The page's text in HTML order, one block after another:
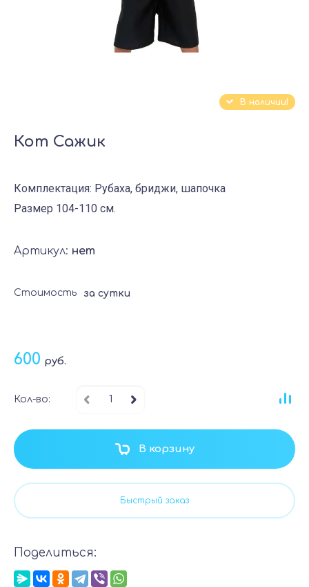
В наличии!
Кот Сажик
Комплектация: Рубаха, бриджи, шапочка
Размер 104-110 см.
Артикул: нет
Стоимость за сутки
600 руб.
Кол-во:
В корзину
Быстрый заказ
Поделиться: